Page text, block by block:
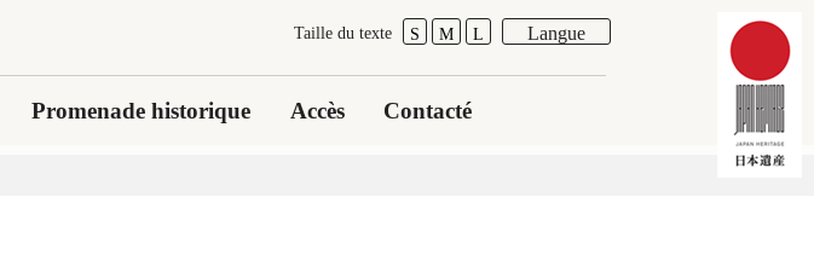
Langue
Taille du texte S M L
Promenade historique Accès Contacté